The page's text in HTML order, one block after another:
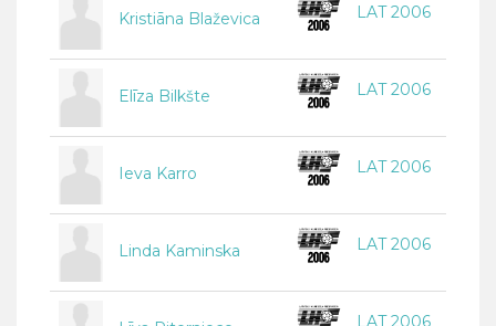
Kristiāna Blaževica LAT 2006
Elīza Bilkšte LAT 2006
Ieva Karro LAT 2006
Linda Kaminska LAT 2006
LAT 2006